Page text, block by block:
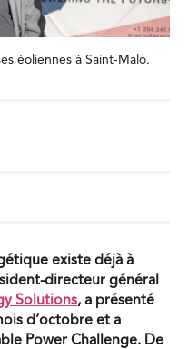
éoliennes à Saint-Malo.
existe déjà à
directeur général
Solutions, a présenté
d’octobre et a
Power Challenge. De